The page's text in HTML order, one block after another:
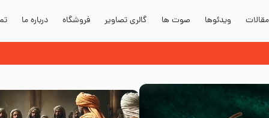
مقالات ویدئوها صوت ها گالری تصاویر فروشگاه درباره ما